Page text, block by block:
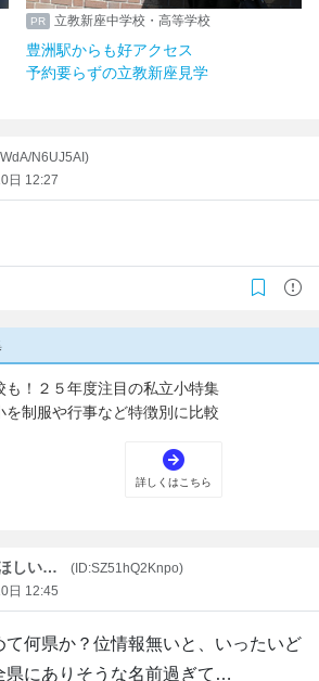
立教新座中学校・高等学校
豊洲駅からも好アクセス
予約要らずの立教新座見学
N6UJ5AI)
日 12:27
しい…
(ID:SZ51hQ2Knpo)
日 12:45
何県か？位情報無いと、いったいど
にありそうな名前過ぎて…